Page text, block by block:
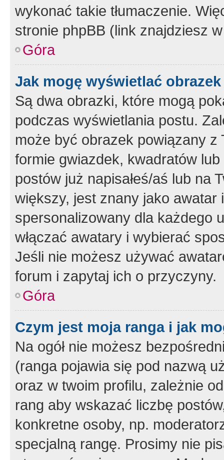
wykonać takie tłumaczenie.
stronie phpBB (link znajdziesz
Góra
Jak mogę wyświetlać
Są dwa obrazki, które mogą
podczas wyświetlania postu.
może być obrazek powiązany z
formie gwiazdek, kwadratów
postów już napisałeś/aś lub na
większy, jest znany jako
spersonalizowany dla każdego
włączać awatary i wybierać
Jeśli nie możesz używać
forum i zapytaj ich o przyczyny.
Góra
Czym jest moja ranga i jak
Na ogół nie możesz
(ranga pojawia się pod nazwą
oraz w twoim profilu, zależnie
rang aby wskazać liczbę
konkretne osoby, np.
specjalną rangę. Prosimy nie